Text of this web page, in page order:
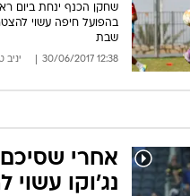
שחקן הכנף ינחת ביום
בהפועל חיפה עשוי
שבת
12:38 30/06/2017 יניב
אחרי
נג'וקו עשוי